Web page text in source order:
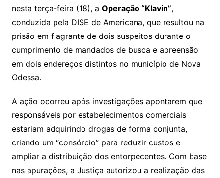
nesta terça-feira (18), a Operação “Klavin”,
conduzida pela DISE de Americana, que resultou na
prisão em flagrante de dois suspeitos durante o
cumprimento de mandados de busca e apreensão
em dois endereços distintos no município de Nova
Odessa.
A ação ocorreu após investigações apontarem que
responsáveis por estabelecimentos comerciais
estariam adquirindo drogas de forma conjunta,
criando um “consórcio” para reduzir custos e
ampliar a distribuição dos entorpecentes. Com base
nas apurações, a Justiça autorizou a realização das